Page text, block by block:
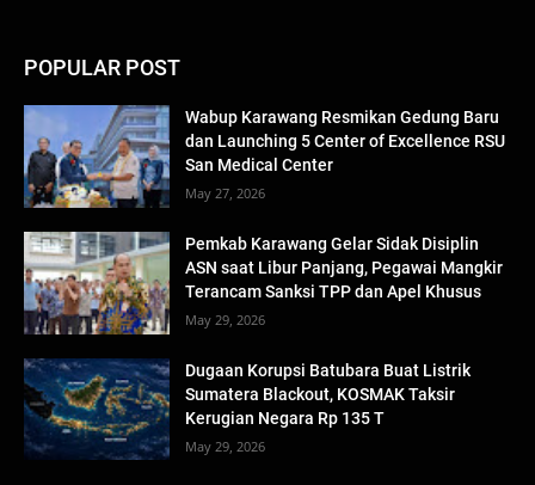
POPULAR POST
Wabup Karawang Resmikan Gedung Baru
dan Launching 5 Center of Excellence RSU
San Medical Center
May 27, 2026
Pemkab Karawang Gelar Sidak Disiplin
ASN saat Libur Panjang, Pegawai Mangkir
Terancam Sanksi TPP dan Apel Khusus
May 29, 2026
Dugaan Korupsi Batubara Buat Listrik
Sumatera Blackout, KOSMAK Taksir
Kerugian Negara Rp 135 T
May 29, 2026